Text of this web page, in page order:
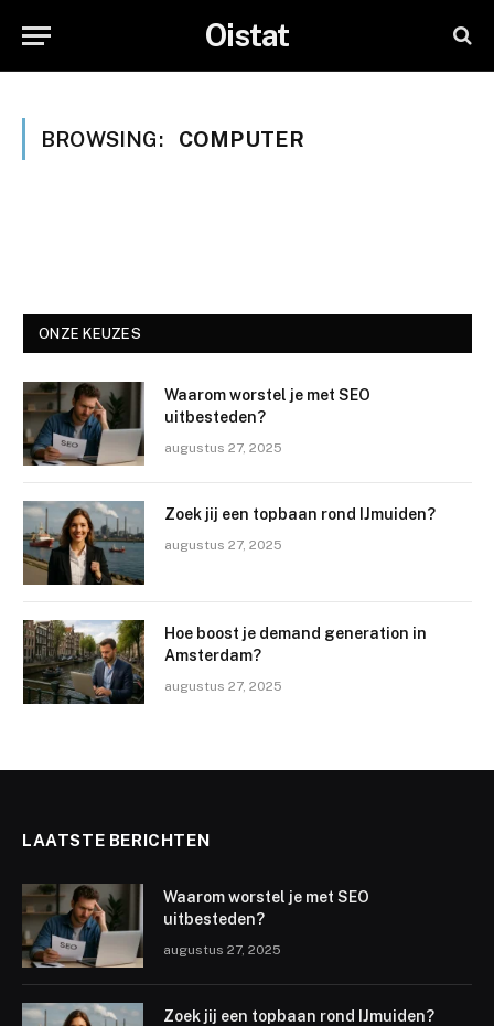
Oistat
BROWSING: COMPUTER
ONZE KEUZES
Waarom worstel je met SEO
uitbesteden?
augustus 27, 2025
Zoek jij een topbaan rond IJmuiden?
augustus 27, 2025
Hoe boost je demand generation in
Amsterdam?
augustus 27, 2025
LAATSTE BERICHTEN
Waarom worstel je met SEO
uitbesteden?
augustus 27, 2025
Zoek jij een topbaan rond IJmuiden?